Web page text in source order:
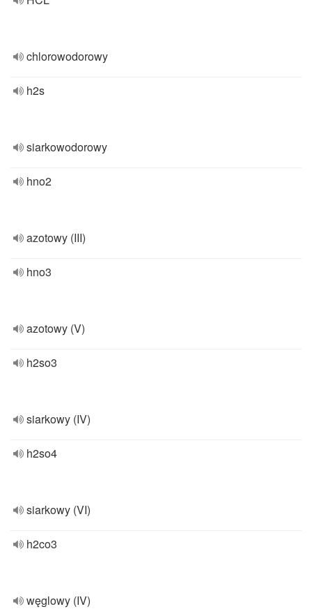
chlorowodorowy
h2s
siarkowodorowy
hno2
azotowy (III)
hno3
azotowy (V)
h2so3
siarkowy (IV)
h2so4
siarkowy (VI)
h2co3
węglowy (IV)